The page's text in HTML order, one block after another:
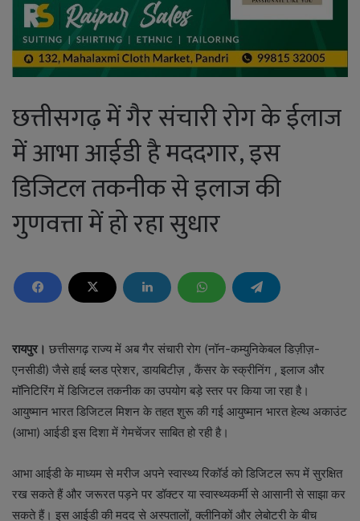
छत्तीसगढ़ में गैर संचारी रोग के ईलाज
में आभा आईडी है मददगार, इस
डिजिटल तकनीक से इलाज की
गुणवत्ता में हो रहा सुधार
रायपुर। छत्तीसगढ़ राज्य में अब गैर संचारी रोग (नॉन-कम्युनिकेबल डिज़ीज़-
एनसीडी) जैसे हाई ब्लड प्रेशर, डायबिटीज़ , कैंसर के स्क्रीनिंग , इलाज और
मॉनिटिरिंग में डिजिटल तकनीक का उपयोग बड़े स्तर पर किया जा रहा है।
आयुष्मान भारत डिजिटल मिशन के तहत शुरू की गई आयुष्मान भारत हेल्थ अकाउंट
(आभा) आईडी इस दिशा में गेमचेंजर साबित हो रही है।
आभा आईडी के माध्यम से मरीज अपने स्वास्थ्य रिकॉर्ड को डिजिटल रूप में सुरक्षित
रख सकते हैं और जरूरत पड़ने पर डॉक्टर या स्वास्थ्यकर्मी से आसानी से साझा कर
सकते हैं। इस आईडी की मदद से अस्पतालों, क्लीनिकों और लेबोटरी के बीच